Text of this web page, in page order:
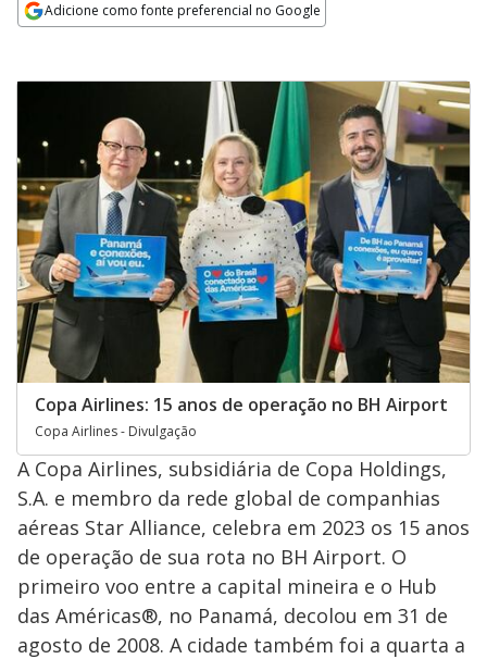
Adicione como fonte preferencial no Google
Copa Airlines: 15 anos de operação no BH Airport
Copa Airlines - Divulgação
A Copa Airlines, subsidiária de Copa Holdings,
S.A. e membro da rede global de companhias
aéreas Star Alliance, celebra em 2023 os 15 anos
de operação de sua rota no BH Airport. O
primeiro voo entre a capital mineira e o Hub
das Américas®, no Panamá, decolou em 31 de
agosto de 2008. A cidade também foi a quarta a